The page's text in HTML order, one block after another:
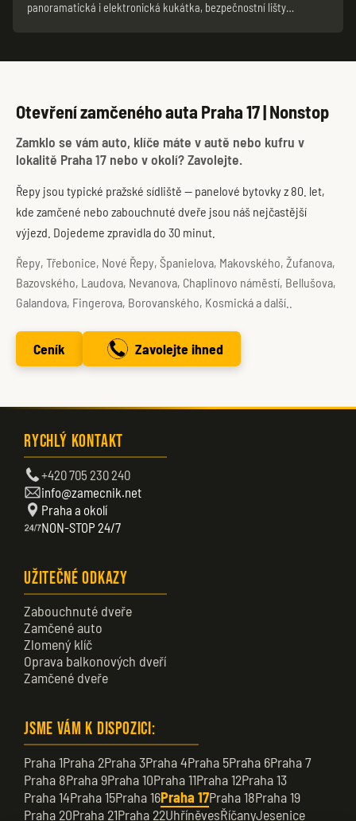
panoramatická i elektronická kukátka, bezpečnostní lišty…
Otevření zamčeného auta Praha 17 | Nonstop
Zamklo se vám auto, klíče máte v autě nebo kufru v
lokalitě Praha 17 nebo v okolí? Zavolejte.
Řepy jsou typické pražské sídliště — panelové bytovky z 80. let,
kde zamčené nebo zabouchnuté dveře jsou náš nejčastější
výjezd. Dojedeme zpravidla do 30 minut.
Řepy, Třebonice, Nové Řepy, Španielova, Makovského, Žufanova,
Bazovského, Laudova, Nevanova, Chaplinovo náměstí, Bellušova,
Galandova, Fingerova, Borovanského, Kosmická a další..
Ceník Zavolejte ihned
Rychlý kontakt
+420 705 230 240
info@zamecnik.net
Praha a okolí
NON-STOP 24/7
Užitečné odkazy
Zabouchnuté dveře
Zamčené auto
Zlomený klíč
Oprava balkonových dveří
Zamčené dveře
Jsme vám k dispozici:
Praha 1Praha 2Praha 3Praha 4Praha 5Praha 6Praha 7
Praha 8Praha 9Praha 10Praha 11Praha 12Praha 13
Praha 14Praha 15Praha 16Praha 17Praha 18Praha 19
Praha 20Praha 21Praha 22UhříněvesŘíčanyJesenice